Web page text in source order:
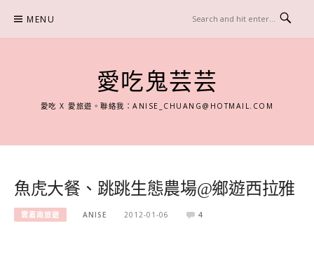
content
MENU
愛吃鬼芸芸
愛吃 X 愛旅遊。聯絡我：ANISE_CHUANG@HOTMAIL.COM
魚虎大餐、跳跳生態農場@鄉遊西拉雅
雲嘉南旅遊 ANISE 2012-01-06 4